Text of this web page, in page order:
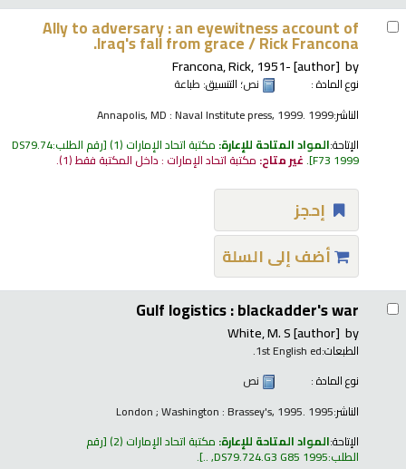
Ally to adversary : an eyewitness account of
Iraq's fall from grace /Rick Francona.
by
Francona, Rick, 1951-[author]
نوع المادة : نص؛ التنسيق: طباعة
الناشر:Annapolis, MD : Naval Institute press, 1999. 1999
الإتاحة:المواد المتاحة للإعارة: مكتبة اتحاد الإمارات (1) رقم الطلب:DS79.74
F73 1999
.غير متاح: مكتبة اتحاد الإمارات : داخل المكتبة فقط(1).
إحجز
أضف إلى السلة
Gulf logistics : blackadder's war
by
White, M. S[author]
الطبعات:1st English ed.
نوع المادة :
نص
الناشر:London ; Washington : Brassey's, 1995. 1995
الإتاحة:المواد المتاحة للإعارة: مكتبة اتحاد الإمارات (2) رقم
الطلب:DS79.724.G3 G85 1995, ..
.